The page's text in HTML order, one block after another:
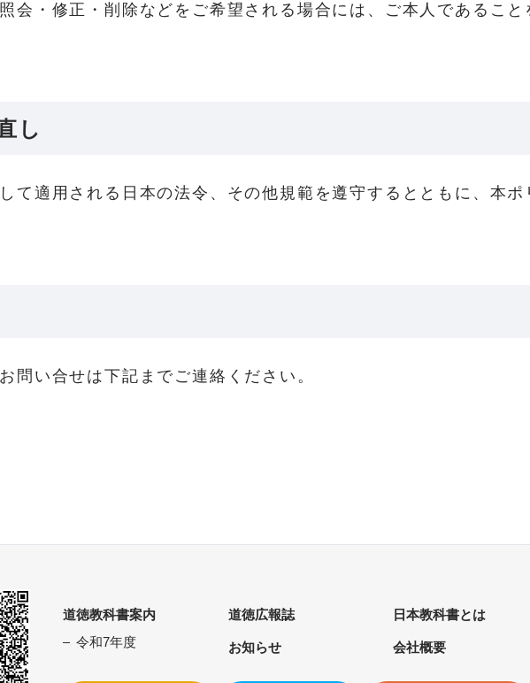
会・修正・削除などをご希望される場合には、ご本人であること
し
て適用される日本の法令、その他規範を遵守するとともに、本ポ
問い合せは下記までご連絡ください。
道徳教科書案内
令和7年度
道徳広報誌
お知らせ
日本教科書とは
会社概要